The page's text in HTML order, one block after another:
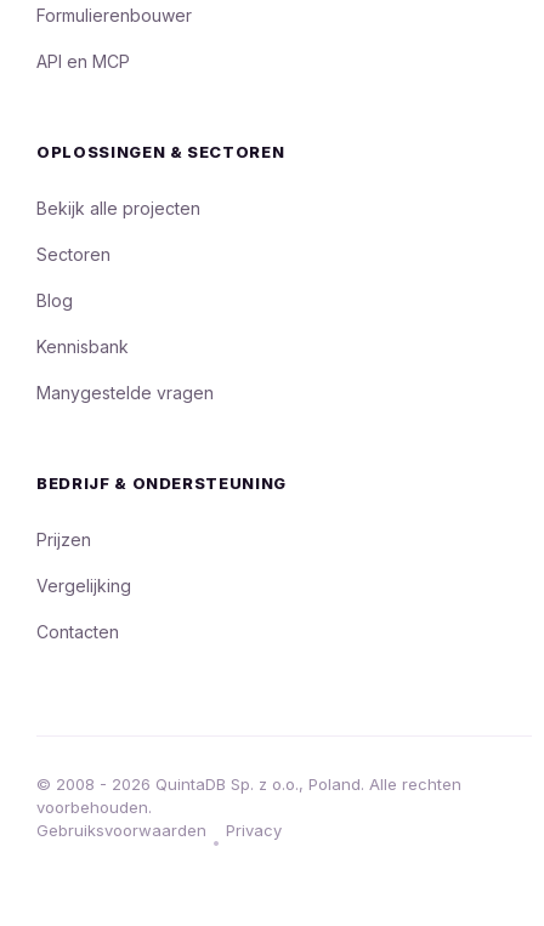
Formulierenbouwer
API en MCP
OPLOSSINGEN & SECTOREN
Bekijk alle projecten
Sectoren
Blog
Kennisbank
Manygestelde vragen
BEDRIJF & ONDERSTEUNING
Prijzen
Vergelijking
Contacten
© 2008 - 2026 QuintaDB Sp. z o.o., Poland. Alle rechten
voorbehouden.
Gebruiksvoorwaarden
•
Privacy